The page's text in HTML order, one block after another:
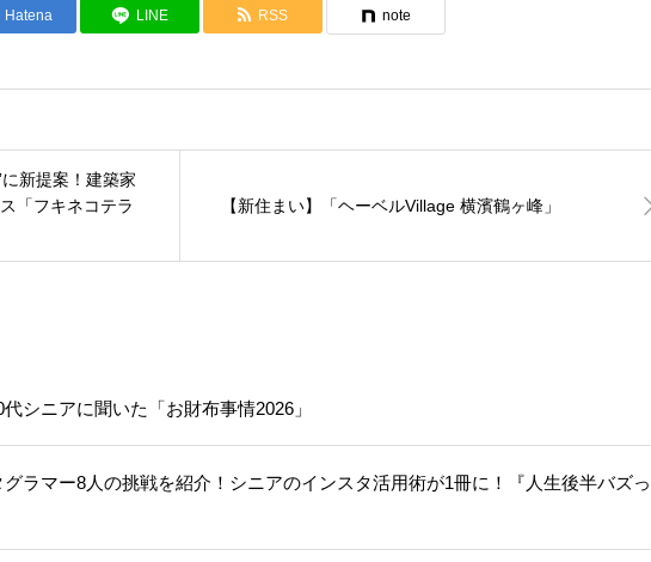
Hatena LINE RSS note
に新提案！建築家
「フキネコテラ
【新住まい】「ヘーベルVillage 横濱鶴ヶ峰」
シニアに聞いた「お財布事情2026」
グラマー8人の挑戦を紹介！シニアのインスタ活用術が1冊に！『人生後半バズ